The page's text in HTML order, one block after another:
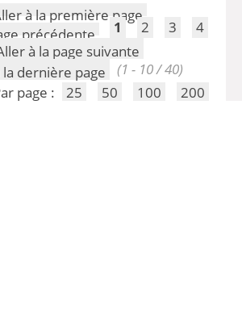
1 2 3 4
(1 - 10 / 40)
page :
25 50 100 200